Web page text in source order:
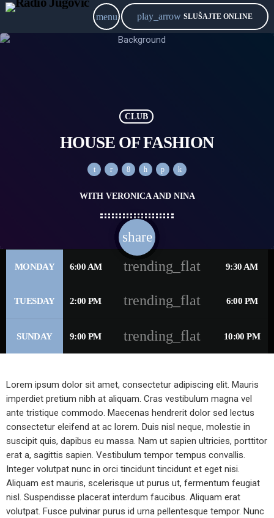
menu play_arrow SLUŠAJTE ONLINE
CLUB
HOUSE OF FASHION
WITH VERONICA AND NINA
share
email
MONDAY 6:00 AM trending_flat 9:30 AM
TUESDAY 2:00 PM trending_flat 6:00 PM
SUNDAY 9:00 PM trending_flat 10:00 PM
Lorem ipsum dolor sit amet, consectetur adipiscing elit. Mauris
imperdiet pretium nibh at aliquam. Cras vestibulum magna vel
ante tristique commodo. Maecenas hendrerit dolor sed lectus
consectetur eleifend at ac lorem. Duis nisl neque, molestie in
suscipit quis, dapibus eu massa. Nam ut sapien ultricies, porttitor
erat a, sagittis sapien. Vestibulum tempor tempus convallis.
Integer volutpat nunc in orci tincidunt tincidunt et eget nisi.
Aliquam est mauris, scelerisque ut purus ut, fermentum feugiat
nisl. Suspendisse placerat interdum faucibus. Aliquam erat
volutpat. Fusce pulvinar purus id urna pellentesque tempor. Nunc